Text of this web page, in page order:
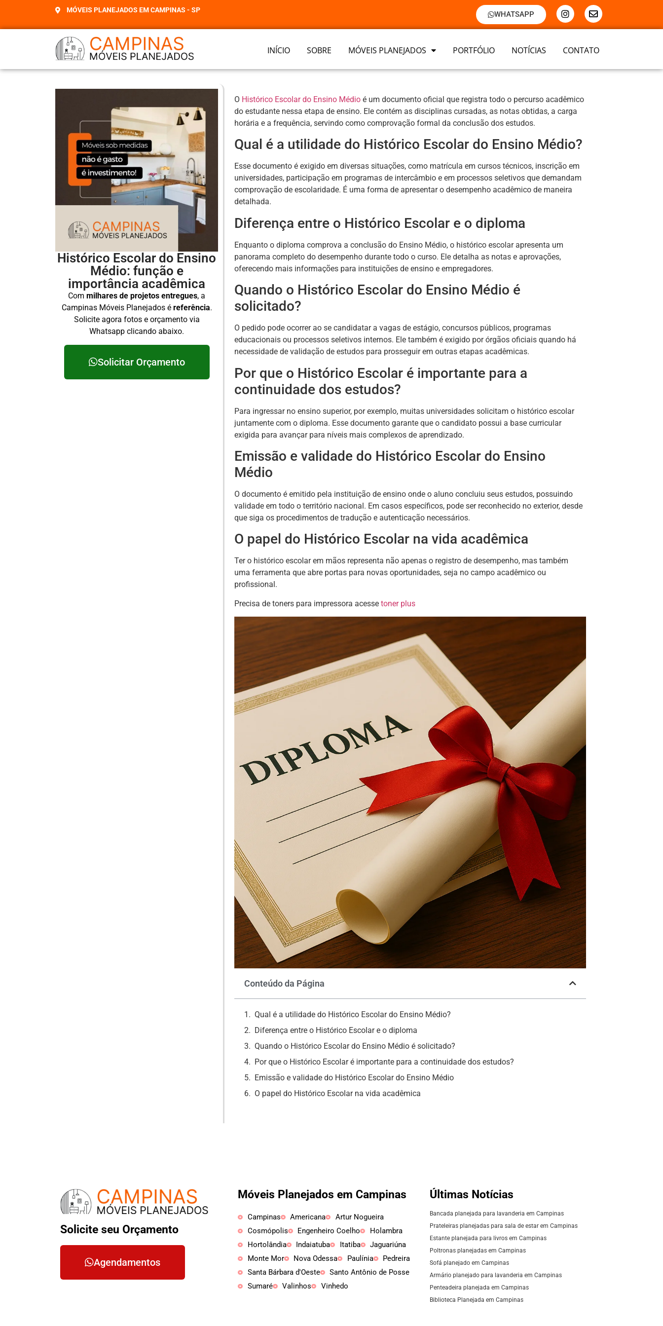
MÓVEIS PLANEJADOS EM CAMPINAS - SP WHATSAPP
INÍCIO SOBRE MÓVEIS PLANEJADOS PORTFÓLIO NOTÍCIAS CONTATO
Histórico Escolar do Ensino
Médio: função e
importância acadêmica
Commilhares de projetos entregues, a
Campinas Móveis Planejados é referência.
Solicite agora fotos e orçamento via
Whatsapp clicando abaixo.
Solicitar Orçamento
O Histórico Escolar do Ensino Médio é um documento oficial que registra todo o percurso acadêmico
do estudante nessa etapa de ensino. Ele contém as disciplinas cursadas, as notas obtidas, a carga
horária e a frequência, servindo como comprovação formal da conclusão dos estudos.
Qual é a utilidade do Histórico Escolar do Ensino Médio?
Esse documento é exigido em diversas situações, como matrícula em cursos técnicos, inscrição em
universidades, participação em programas de intercâmbio e em processos seletivos que demandam
comprovação de escolaridade. É uma forma de apresentar o desempenho acadêmico de maneira
detalhada.
Diferença entre o Histórico Escolar e o diploma
Enquanto o diploma comprova a conclusão do Ensino Médio, o histórico escolar apresenta um
panorama completo do desempenho durante todo o curso. Ele detalha as notas e aprovações,
oferecendo mais informações para instituições de ensino e empregadores.
Quando o Histórico Escolar do Ensino Médio é
solicitado?
O pedido pode ocorrer ao se candidatar a vagas de estágio, concursos públicos, programas
educacionais ou processos seletivos internos. Ele também é exigido por órgãos oficiais quando há
necessidade de validação de estudos para prosseguir em outras etapas acadêmicas.
Por que o Histórico Escolar é importante para a
continuidade dos estudos?
Para ingressar no ensino superior, por exemplo, muitas universidades solicitam o histórico escolar
juntamente com o diploma. Esse documento garante que o candidato possui a base curricular
exigida para avançar para níveis mais complexos de aprendizado.
Emissão e validade do Histórico Escolar do Ensino
Médio
O documento é emitido pela instituição de ensino onde o aluno concluiu seus estudos, possuindo
validade em todo o território nacional. Em casos específicos, pode ser reconhecido no exterior, desde
que siga os procedimentos de tradução e autenticação necessários.
O papel do Histórico Escolar na vida acadêmica
Ter o histórico escolar em mãos representa não apenas o registro de desempenho, mas também
uma ferramenta que abre portas para novas oportunidades, seja no campo acadêmico ou
profissional.
Precisa de toners para impressora acessetoner plus
Conteúdo da Página
Qual é a utilidade do Histórico Escolar do Ensino Médio?
Diferença entre o Histórico Escolar e o diploma
Quando o Histórico Escolar do Ensino Médio é solicitado?
Por que o Histórico Escolar é importante para a continuidade dos estudos?
Emissão e validade do Histórico Escolar do Ensino Médio
O papel do Histórico Escolar na vida acadêmica
Solicite seu Orçamento
Agendamentos
Móveis Planejados em Campinas
Campinas Americana
Artur Nogueira
Cosmópolis
Engenheiro Coelho
Holambra
Hortolândia
Indaiatuba Itatiba
Jaguariúna
Monte Mor
Nova Odessa Paulínia
Pedreira
Santa Bárbara d'Oeste
Santo Antônio de Posse
Sumaré
Valinhos Vinhedo
Últimas Notícias
Bancada planejada para lavanderia em Campinas
Prateleiras planejadas para sala de estar em Campinas
Estante planejada para livros em Campinas
Poltronas planejadas em Campinas
Sofá planejado em Campinas
Armário planejado para lavanderia em Campinas
Penteadeira planejada em Campinas
Biblioteca Planejada em Campinas